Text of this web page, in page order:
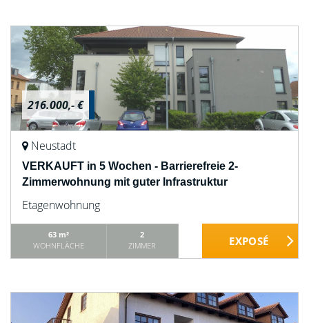
216.000,- €
Neustadt
VERKAUFT in 5 Wochen - Barrierefreie 2-
Zimmerwohnung mit guter Infrastruktur
Etagenwohnung
63 m²
WOHNFLÄCHE
2
ZIMMER